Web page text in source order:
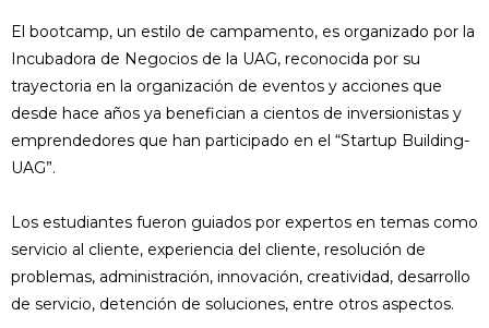
El bootcamp, un estilo de campamento, es organizado por la
Incubadora de Negocios de la UAG, reconocida por su
trayectoria en la organización de eventos y acciones que
desde hace años ya benefician a cientos de inversionistas y
emprendedores que han participado en el “Startup Building-
UAG”.
Los estudiantes fueron guiados por expertos en temas como
servicio al cliente, experiencia del cliente, resolución de
problemas, administración, innovación, creatividad, desarrollo
de servicio, detención de soluciones, entre otros aspectos.